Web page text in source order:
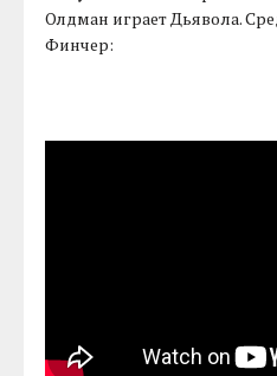
Олдман играет Дьявола.
Финчер: